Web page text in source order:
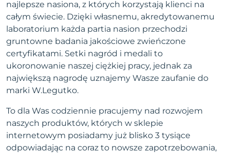
najlepsze nasiona, z których korzystają klienci na
całym świecie. Dzięki własnemu, akredytowanemu
laboratorium każda partia nasion przechodzi
gruntowne badania jakościowe zwieńczone
certyfikatami. Setki nagród i medali to
ukoronowanie naszej ciężkiej pracy, jednak za
największą nagrodę uznajemy Wasze zaufanie do
marki W.Legutko.
To dla Was codziennie pracujemy nad rozwojem
naszych produktów, których w sklepie
internetowym posiadamy już blisko 3 tysiące
odpowiadając na coraz to nowsze zapotrzebowania,